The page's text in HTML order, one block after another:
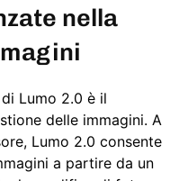
nella
Lumo 2.0 è il
delle immagini. A
Lumo 2.0 consente
a partire da un